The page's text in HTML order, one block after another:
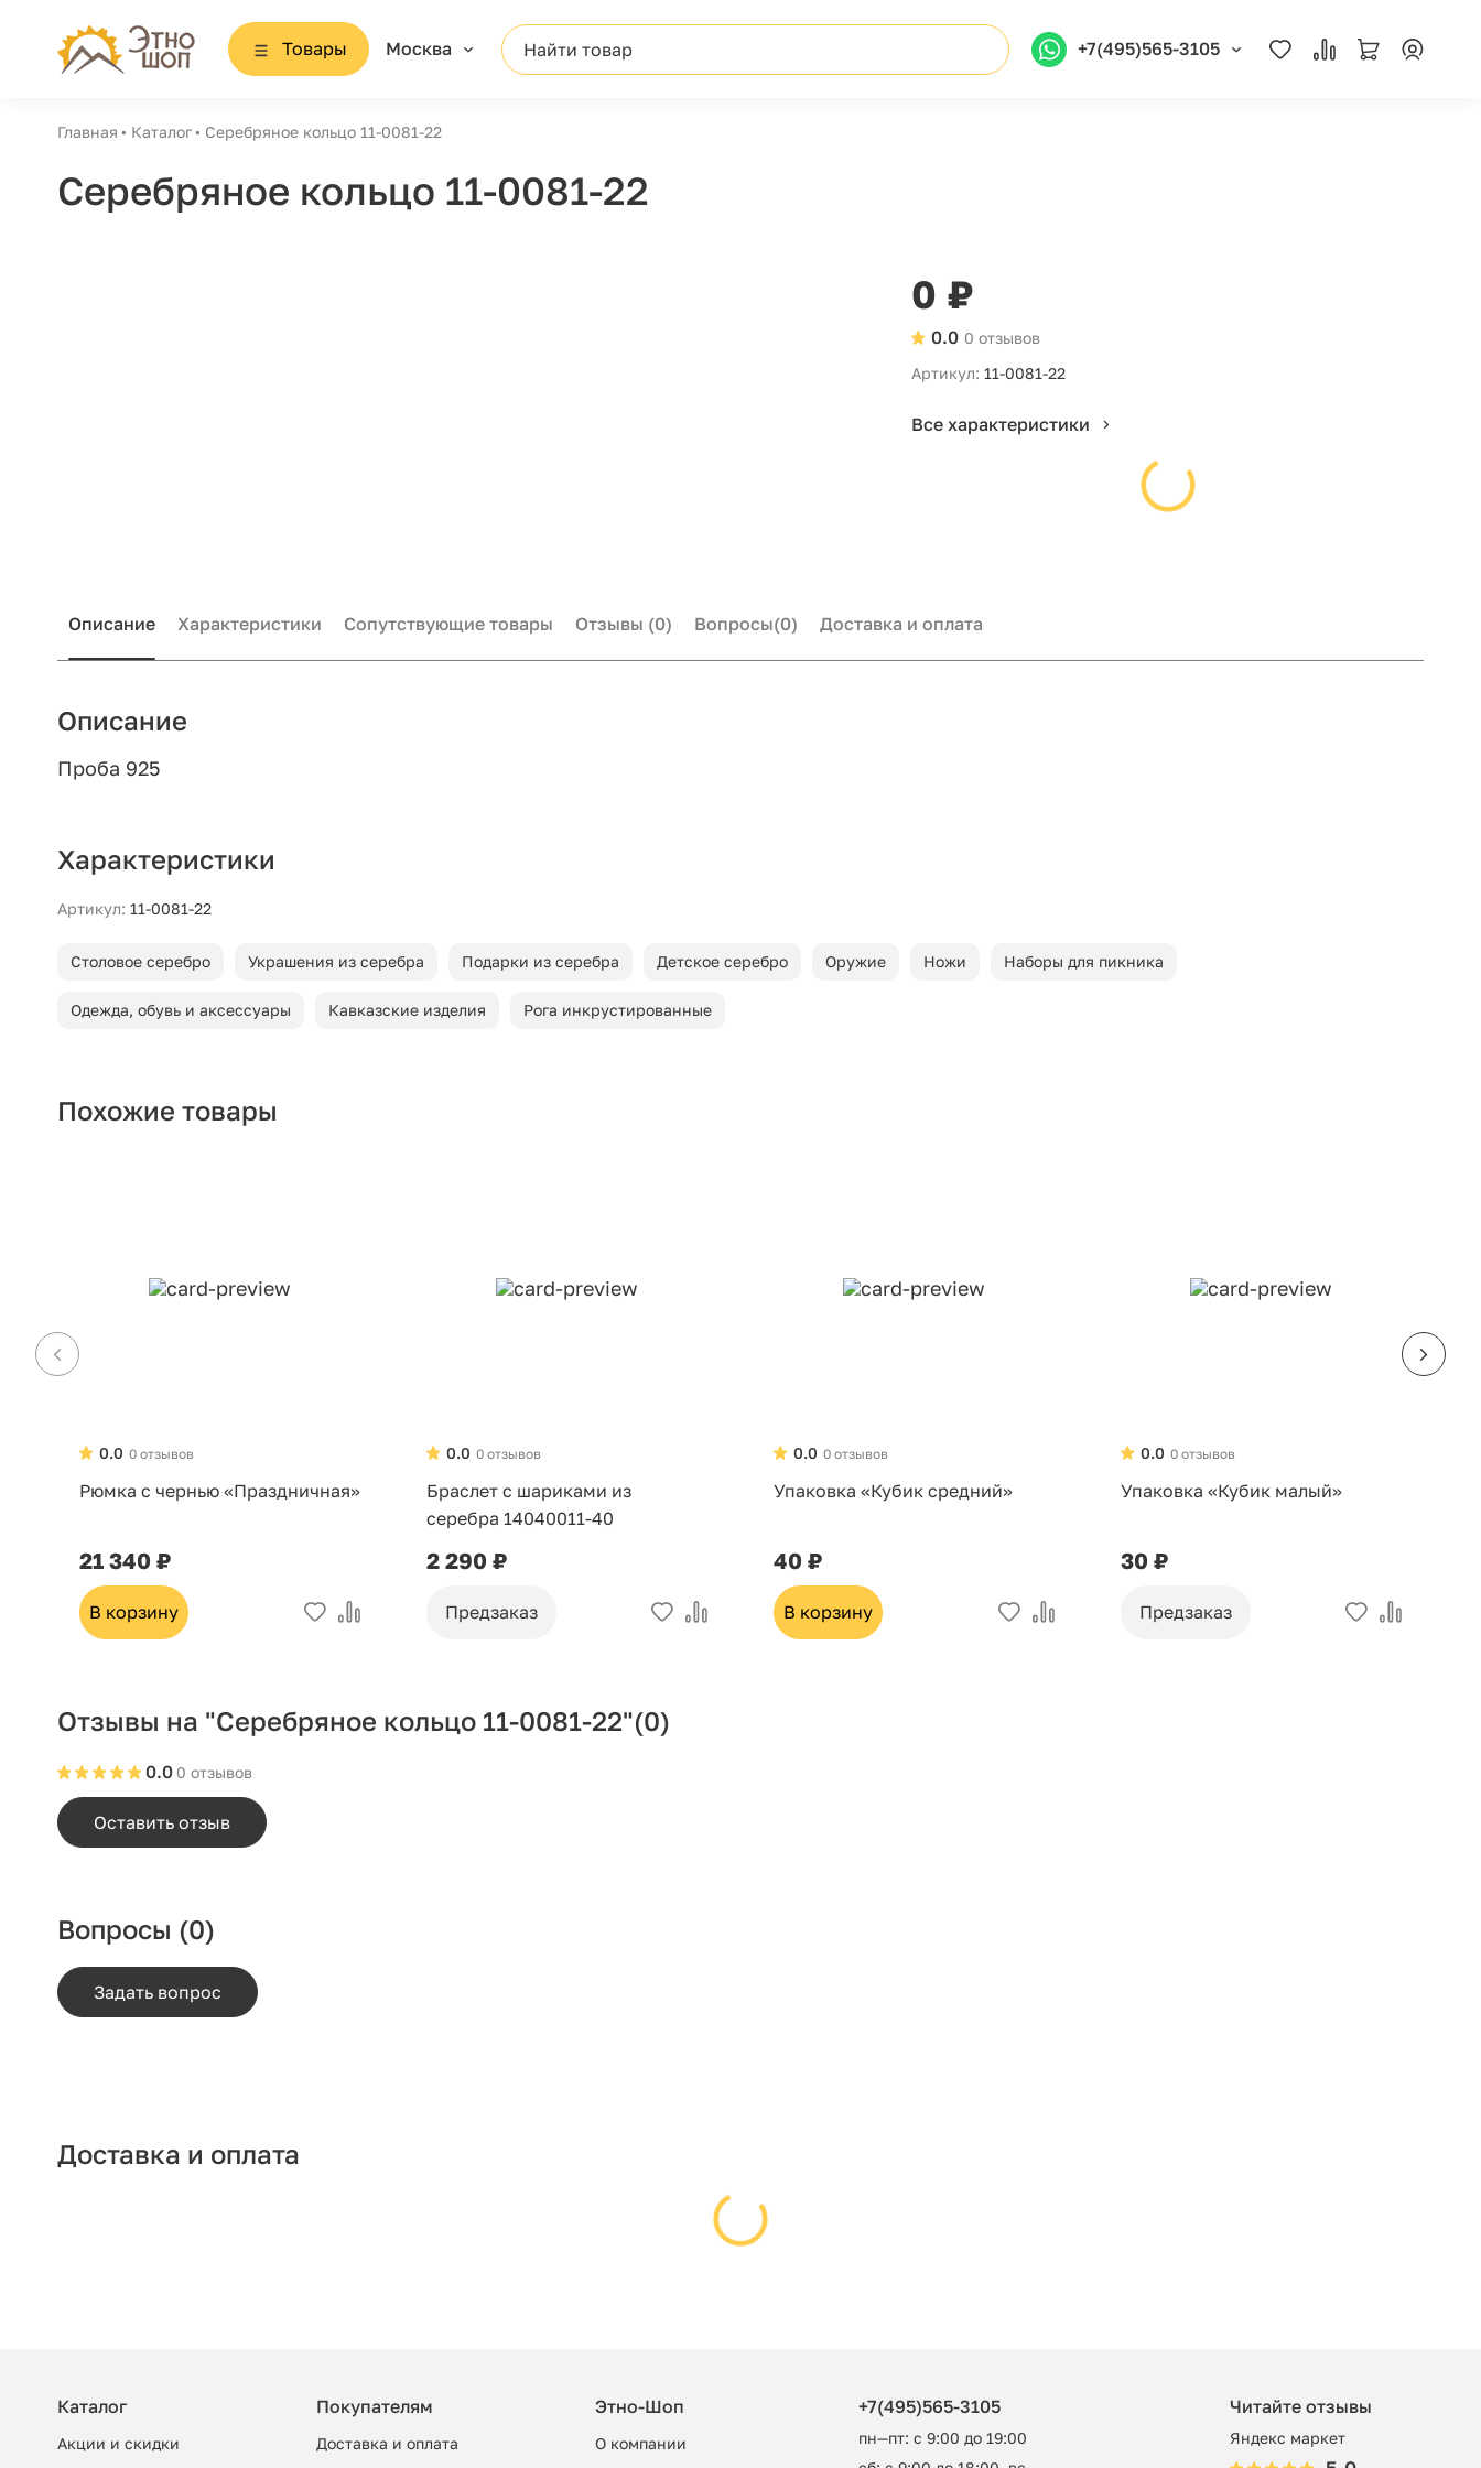
Товары Москва Найти товар +7(495)565-3105
Главная Каталог Серебряное кольцо 11-0081-22
Серебряное кольцо 11-0081-22
0 ₽
0 отзывов
0.0
Артикул: 11-0081-22
Все характеристики
Описание Характеристики Сопутствующие товары Отзывы (0) Вопросы(0) Доставка и оплата
Описание
Проба 925
Характеристики
Артикул: 11-0081-22
Столовое серебро Украшения из серебра Подарки из серебра Детское серебро Оружие Ножи Наборы для пикника
Одежда, обувь и аксессуары Кавказские изделия Рога инкрустированные
Похожие товары
0 отзывов
0.0
Рюмка с чернью «Праздничная»
21 340 ₽
В корзину
0 отзывов
0.0
Браслет с шариками из
серебра 14040011-40
2 290 ₽
Предзаказ
0 отзывов
0.0
Упаковка «Кубик средний»
40 ₽
В корзину
0 отзывов
0.0
Упаковка «Кубик малый»
30 ₽
Предзаказ
Отзывы на "Серебряное кольцо 11-0081-22"(0)
0 отзывов
0.0
Оставить отзыв
Вопросы (0)
Задать вопрос
Доставка и оплата
Каталог
Акции и скидки
Покупателям
Доставка и оплата
Этно-Шоп
О компании
+7(495)565-3105
пн—пт: с 9:00 до 19:00
Читайте отзывы
Яндекс маркет